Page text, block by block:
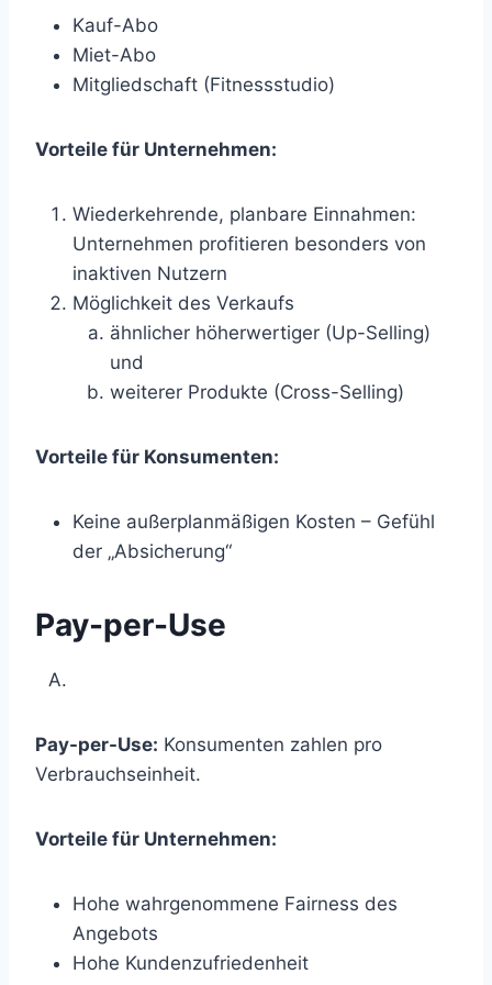
Kauf-Abo
Miet-Abo
Mitgliedschaft (Fitnessstudio)
Vorteile für Unternehmen:
Wiederkehrende, planbare Einnahmen:
Unternehmen profitieren besonders von
inaktiven Nutzern
Möglichkeit des Verkaufs
ähnlicher höherwertiger (Up-Selling)
und
weiterer Produkte (Cross-Selling)
Vorteile für Konsumenten:
Keine außerplanmäßigen Kosten – Gefühl
der „Absicherung“
Pay-per-Use
Pay-per-Use: Konsumenten zahlen pro
Verbrauchseinheit.
Vorteile für Unternehmen:
Hohe wahrgenommene Fairness des
Angebots
Hohe Kundenzufriedenheit